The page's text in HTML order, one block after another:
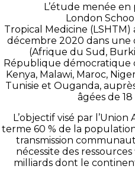
L’étude menée
London
Tropical Medicine
décembre 2020 dans une
(Afrique du Sud,
République démocratique
Kenya, Malawi, Maroc,
Tunisie et Ouganda,
âgées de
L’objectif visé par
terme 60 % de la
transmission
nécessite des
milliards dont le